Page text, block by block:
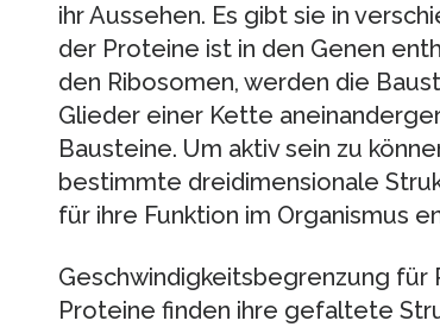
ihr Aussehen. Es gibt sie in
der Proteine ist in den Genen
den Ribosomen, werden die
Glieder einer Kette
Bausteine. Um aktiv sein zu
bestimmte dreidimensionale
für ihre Funktion im Organismus
Geschwindigkeitsbegrenzung für
Proteine finden ihre gefaltete